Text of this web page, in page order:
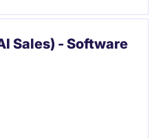
Sales) - Software